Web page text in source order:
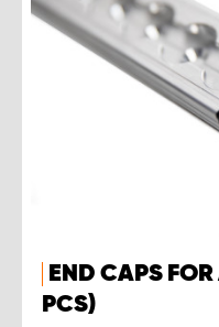
END CAPS
PCS)